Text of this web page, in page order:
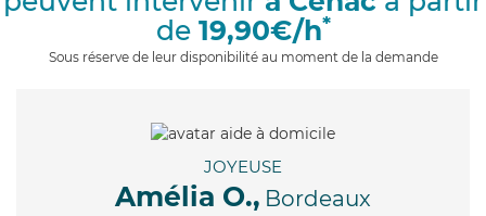
de 19,90€/h*
Sous réserve de leur disponibilité au moment de la demande
JOYEUSE
Amélia O., Bordeaux